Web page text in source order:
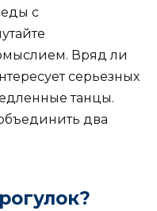
с
Вряд ли
серьезных
танцы.
два